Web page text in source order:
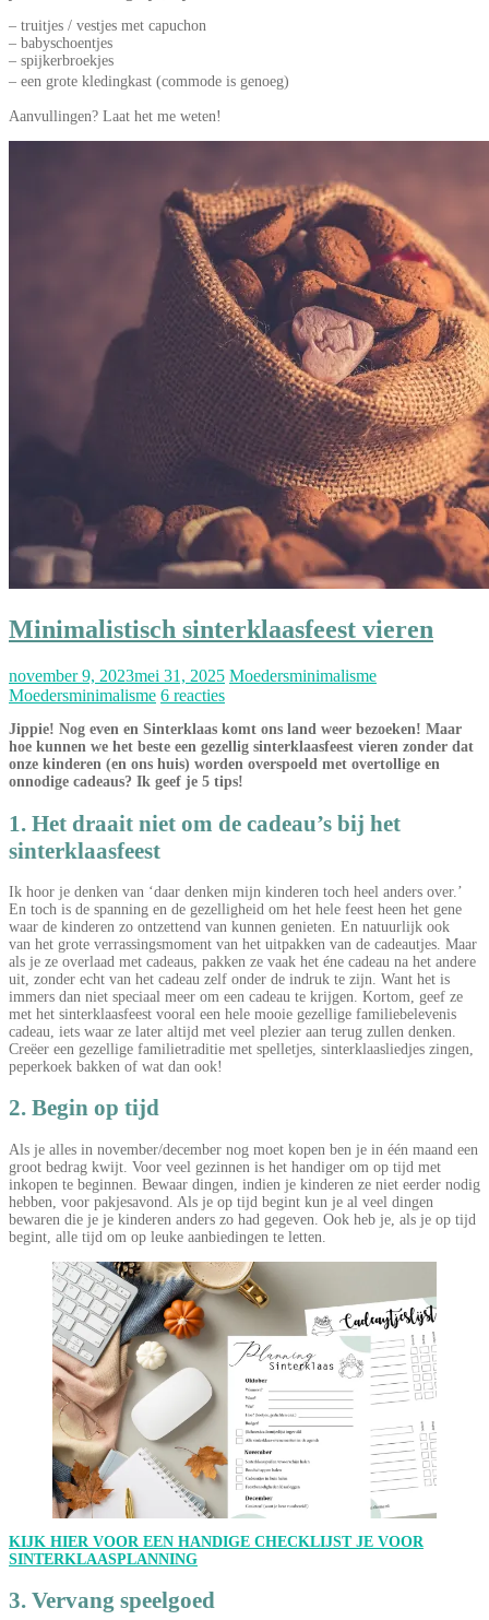
– truitjes / vestjes met capuchon
– babyschoentjes
– spijkerbroekjes
– een grote kledingkast (commode is genoeg)
Aanvullingen? Laat het me weten!
Minimalistisch sinterklaasfeest vieren
november 9, 2023mei 31, 2025 Moedersminimalisme
Moedersminimalisme 6 reacties
Jippie! Nog even en Sinterklaas komt ons land weer bezoeken! Maar
hoe kunnen we het beste een gezellig sinterklaasfeest vieren zonder dat
onze kinderen (en ons huis) worden overspoeld met overtollige en
onnodige cadeaus? Ik geef je 5 tips!
1. Het draait niet om de cadeau’s bij het
sinterklaasfeest
Ik hoor je denken van ‘daar denken mijn kinderen toch heel anders over.’
En toch is de spanning en de gezelligheid om het hele feest heen het gene
waar de kinderen zo ontzettend van kunnen genieten. En natuurlijk ook
van het grote verrassingsmoment van het uitpakken van de cadeautjes. Maar
als je ze overlaad met cadeaus, pakken ze vaak het éne cadeau na het andere
uit, zonder echt van het cadeau zelf onder de indruk te zijn. Want het is
immers dan niet speciaal meer om een cadeau te krijgen. Kortom, geef ze
met het sinterklaasfeest vooral een hele mooie gezellige familiebelevenis
cadeau, iets waar ze later altijd met veel plezier aan terug zullen denken.
Creëer een gezellige familietraditie met spelletjes, sinterklaasliedjes zingen,
peperkoek bakken of wat dan ook!
2. Begin op tijd
Als je alles in november/december nog moet kopen ben je in één maand een
groot bedrag kwijt. Voor veel gezinnen is het handiger om op tijd met
inkopen te beginnen. Bewaar dingen, indien je kinderen ze niet eerder nodig
hebben, voor pakjesavond. Als je op tijd begint kun je al veel dingen
bewaren die je je kinderen anders zo had gegeven. Ook heb je, als je op tijd
begint, alle tijd om op leuke aanbiedingen te letten.
KIJK HIER VOOR EEN HANDIGE CHECKLIJST JE VOOR
SINTERKLAASPLANNING
3. Vervang speelgoed